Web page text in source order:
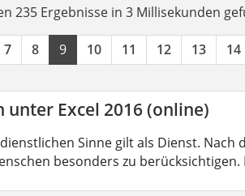
235 Ergebnisse in 3 Millisekunden
7 8 9 10 11 12 13 14
unter Excel 2016 (online)
Sinne gilt als Dienst. Nach
besonders zu berücksichtigen.